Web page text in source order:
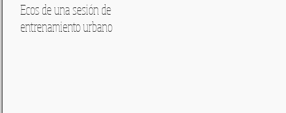
Ecos de una sesión de
entrenamiento urbano